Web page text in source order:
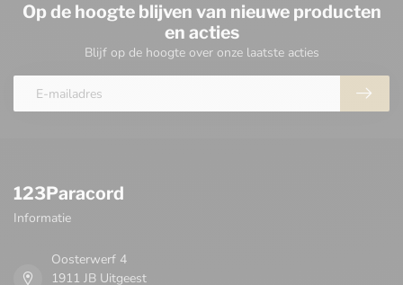
Op de hoogte blijven van nieuwe producten
en acties
Blijf op de hoogte over onze laatste acties
123Paracord
Informatie
Oosterwerf 4
1911 JB Uitgeest